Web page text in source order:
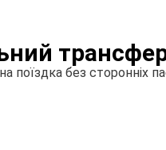
поїздка без сторонніх